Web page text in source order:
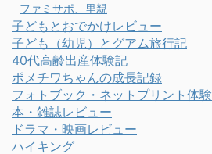
ファミサポ、里親
子どもとおでかけレビュー
子ども（幼児）とグアム旅行記
40代高齢出産体験記
ポメチワちゃんの成長記録
フォトブック・ネットプリント体験
本・雑誌レビュー
ドラマ・映画レビュー
ハイキング